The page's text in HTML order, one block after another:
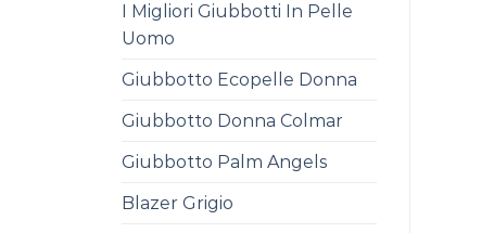
I Migliori Giubbotti In Pelle
Uomo
Giubbotto Ecopelle Donna
Giubbotto Donna Colmar
Giubbotto Palm Angels
Blazer Grigio